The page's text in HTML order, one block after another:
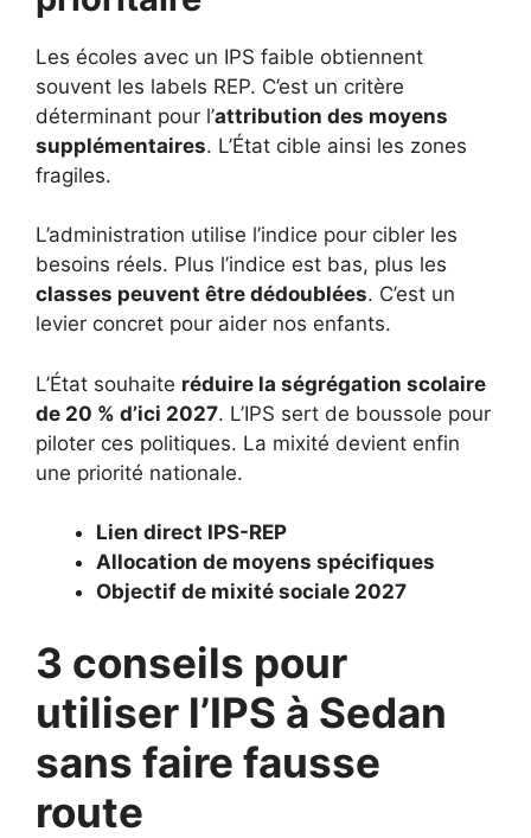
Les écoles avec un IPS faible obtiennent
souvent les labels REP. C’est un critère
déterminant pour l’attribution des moyens
supplémentaires. L’État cible ainsi les zones
fragiles.
L’administration utilise l’indice pour cibler les
besoins réels. Plus l’indice est bas, plus les
classes peuvent être dédoublées. C’est un
levier concret pour aider nos enfants.
L’État souhaite réduire la ségrégation scolaire
de 20 % d’ici 2027. L’IPS sert de boussole pour
piloter ces politiques. La mixité devient enfin
une priorité nationale.
Lien direct IPS-REP
Allocation de moyens spécifiques
Objectif de mixité sociale 2027
3 conseils pour
utiliser l’IPS à Sedan
sans faire fausse
route